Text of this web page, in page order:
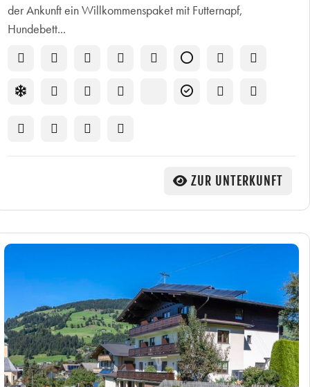
der Ankunft ein Willkommenspaket mit Futternapf,
Hundebett...
ZUR UNTERKUNFT